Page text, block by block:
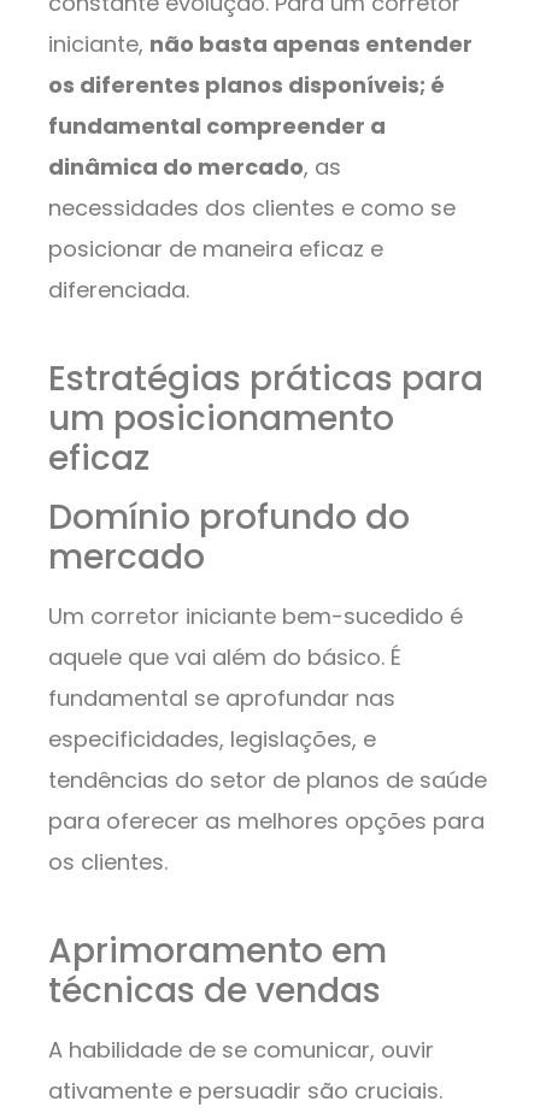
iniciante, não basta apenas entender
os diferentes planos disponíveis; é
fundamental compreender a
dinâmica do mercado, as
necessidades dos clientes e como se
posicionar de maneira eficaz e
diferenciada.
Estratégias práticas para
um posicionamento
eficaz
Domínio profundo do
mercado
Um corretor iniciante bem-sucedido é
aquele que vai além do básico. É
fundamental se aprofundar nas
especificidades, legislações, e
tendências do setor de planos de saúde
para oferecer as melhores opções para
os clientes.
Aprimoramento em
técnicas de vendas
A habilidade de se comunicar, ouvir
ativamente e persuadir são cruciais.